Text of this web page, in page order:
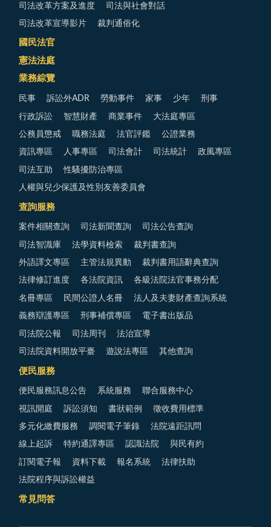
司法改革方案及進度 司法與社會對話
司法改革宣導影片 裁判通俗化
國民法官
憲法法庭
業務綜覽
民事 訴訟外ADR 勞動事件 家事 少年 刑事
行政訴訟 智慧財產 商業事件 大法庭專區
公務員懲戒 職務法庭 法官評鑑 公證業務
資訊專區 人事專區 司法會計 司法統計 政風專區
司法互助 性騷擾防治專區
人權與兒少保護及性別友善委員會
查詢服務
案件相關查詢 司法新聞查詢 司法公告查詢
司法智識庫 法學資料檢索 裁判書查詢
外語譯文專區 主管法規異動 裁判書用語辭典查詢
法律修訂進度 各法院資訊 各級法院法官事務分配
名冊專區 民間公證人名冊 法人及夫妻財產查詢系統
義務辯護專區 刑事補償專區 電子書出版品
司法院公報 司法周刊 法治宣導
司法院資料開放平臺 遊說法專區 其他查詢
便民服務
便民服務訊息公告 系統服務 聯合服務中心
視訊開庭 訴訟須知 書狀範例 徵收費用標準
多元化繳費服務 調閱電子筆錄 法院遠距訊問
線上起訴 特約通譯專區 認識法院 與民有約
訂閱電子報 資料下載 報名系統 法律扶助
法院程序與訴訟權益
常見問答